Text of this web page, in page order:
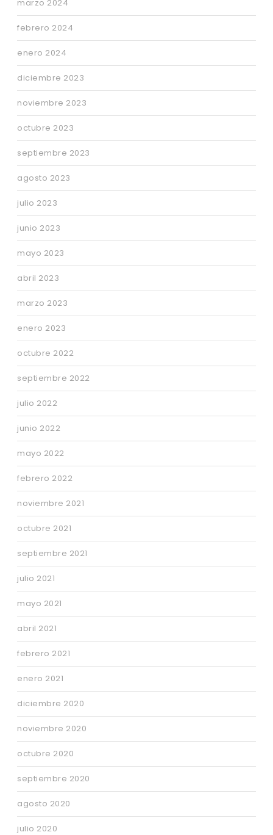
marzo 2024
febrero 2024
enero 2024
diciembre 2023
noviembre 2023
octubre 2023
septiembre 2023
agosto 2023
julio 2023
junio 2023
mayo 2023
abril 2023
marzo 2023
enero 2023
octubre 2022
septiembre 2022
julio 2022
junio 2022
mayo 2022
febrero 2022
noviembre 2021
octubre 2021
septiembre 2021
julio 2021
mayo 2021
abril 2021
febrero 2021
enero 2021
diciembre 2020
noviembre 2020
octubre 2020
septiembre 2020
agosto 2020
julio 2020